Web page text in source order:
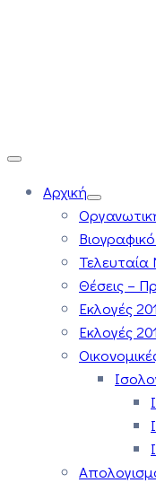
Αρχική
Τελευταία
Θέσεις –
Εκλογές
Εκλογές